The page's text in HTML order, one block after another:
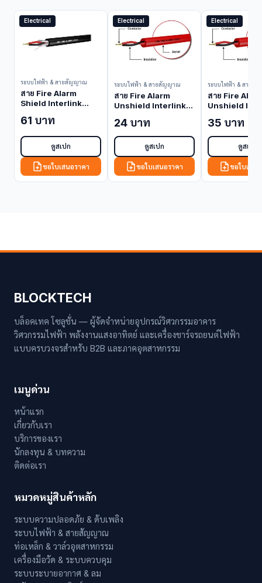
Electrical
ระบบไฟฟ้า & สายสัญญาณ
สาย Fire Alarm
Shield Interlink
Outdoor CB-0214P
(Shielded))
61 บาท
ดูสเปก
ขอใบเสนอราคา
Electrical
ระบบไฟฟ้า & สายสัญญาณ
สาย Fire Alarm
Unshield Interlink
Grade CB-0118 (Fire
Alarm Cable
(Unshielded))
24 บาท
ดูสเปก
ขอใบเสนอราคา
Electrical
ระบบไฟฟ้า & สายสั
สาย Fire
Unshield
Grade CB-
Alarm Cable
35 บาท
ดูสเปก
ขอใบเสน
BLOCKTECH
บล็อคเทค โซลูชั่น — ผู้จัดจำหน่ายอุปกรณ์วิศวกรรมอาคาร
วิศวกรรมไฟฟ้า พลังงานแสงอาทิตย์ และเครื่องชาร์จรถยนต์ไฟฟ้า
แบบครบวงจรสำหรับ B2B และภาคอุตสาหกรรม
เมนูด่วน
หน้าแรก
เกี่ยวกับเรา
บริการของเรา
นักลงทุน & บทความ
ติดต่อเรา
หมวดหมู่สินค้าหลัก
ระบบความปลอดภัย & ดับเพลิง
ระบบไฟฟ้า & สายสัญญาณ
ท่อเหล็ก & วาล์วอุตสาหกรรม
เครื่องมือวัด & ระบบควบคุม
ระบบระบายอากาศ & ลม